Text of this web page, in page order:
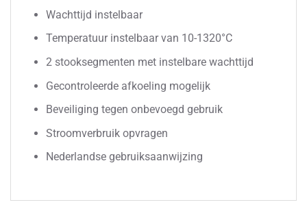
Wachttijd instelbaar
Temperatuur instelbaar van 10-1320°C
2 stooksegmenten met instelbare wachttijd
Gecontroleerde afkoeling mogelijk
Beveiliging tegen onbevoegd gebruik
Stroomverbruik opvragen
Nederlandse gebruiksaanwijzing